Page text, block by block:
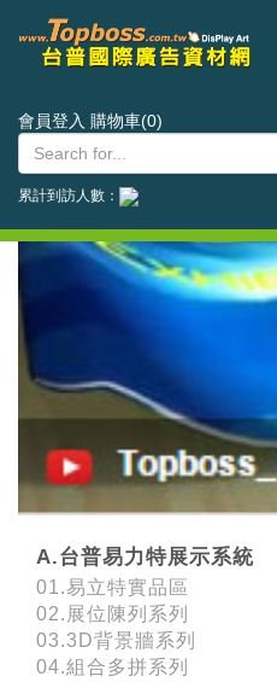
會員登入 購物車(0)
累計到訪人數：
A.台普易力特展示系統
01.易立特實品區
02.展位陳列系列
03.3D背景牆系列
04.組合多拼系列